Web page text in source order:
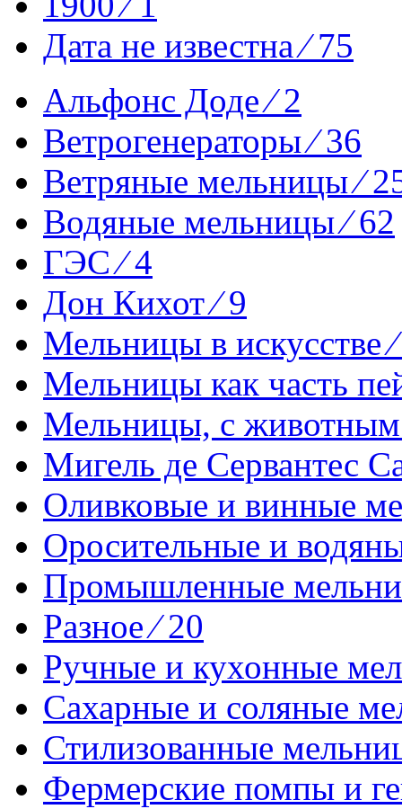
Дата не известна ⁄ 75
Альфонс Доде ⁄ 2
Ветрогенераторы ⁄ 36
Ветряные мельницы ⁄
Водяные мельницы ⁄ 62
ГЭС ⁄ 4
Дон Кихот ⁄ 9
Мельницы в искусстве
Мельницы как часть
Мельницы, с животным
Мигель де Сервантес
Оливковые и винные
Оросительные и
Промышленные
Разное ⁄ 20
Ручные и кухонные
Сахарные и соляные
Стилизованные
Фермерские помпы и